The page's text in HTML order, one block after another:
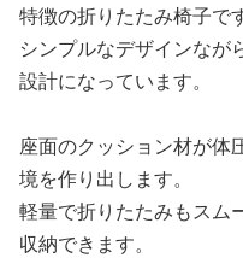
特徴の折りたたみ椅子です
シンプルなデザインなが
設計になっています。
座面のクッション材が体
境を作り出します。
軽量で折りたたみもスム
収納できます。